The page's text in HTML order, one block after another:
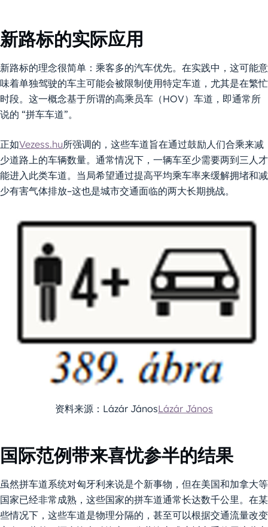
新路标的实际应用
新路标的理念很简单：乘客多的汽车优先。在实践中，这可能意
味着单独驾驶的车主可能会被限制使用特定车道，尤其是在繁忙
时段。这一概念基于所谓的高乘员车（HOV）车道，即通常所
说的 “拼车车道”。
正如Vezess.hu所强调的，这些车道旨在通过鼓励人们合乘来减
少道路上的车辆数量。通常情况下，一辆车至少需要两到三人才
能进入此类车道。当局希望通过提高平均乘车率来缓解拥堵和减
少有害气体排放–这也是城市交通面临的两大长期挑战。
资料来源：Lázár JánosLázár János
国际范例带来喜忧参半的结果
虽然拼车道系统对匈牙利来说是个新事物，但在美国和加拿大等
国家已经非常成熟，这些国家的拼车道通常长达数千公里。在某
些情况下，这些车道是物理分隔的，甚至可以根据交通流量改变